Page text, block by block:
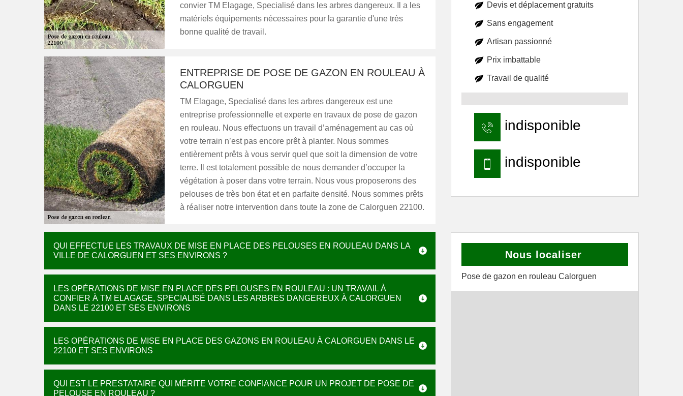
convier TM Elagage, Specialisé dans les arbres dangereux. Il a les
matériels équipements nécessaires pour la garantie d'une très
bonne qualité de travail.
ENTREPRISE DE POSE DE GAZON EN ROULEAU À
CALORGUEN
TM Elagage, Specialisé dans les arbres dangereux est une
entreprise professionnelle et experte en travaux de pose de gazon
en rouleau. Nous effectuons un travail d’aménagement au cas où
votre terrain n’est pas encore prêt à planter. Nous sommes
entièrement prêts à vous servir quel que soit la dimension de votre
terre. Il est totalement possible de nous demander d’occuper la
végétation à poser dans votre terrain. Nous vous proposerons des
pelouses de très bon état et en parfaite densité. Nous sommes prêts
à réaliser notre intervention dans toute la zone de Calorguen 22100.
QUI EFFECTUE LES TRAVAUX DE MISE EN PLACE DES PELOUSES EN ROULEAU DANS LA
VILLE DE CALORGUEN ET SES ENVIRONS ?
LES OPÉRATIONS DE MISE EN PLACE DES PELOUSES EN ROULEAU : UN TRAVAIL À
CONFIER À TM ELAGAGE, SPECIALISÉ DANS LES ARBRES DANGEREUX À CALORGUEN
DANS LE 22100 ET SES ENVIRONS
LES OPÉRATIONS DE MISE EN PLACE DES GAZONS EN ROULEAU À CALORGUEN DANS LE
22100 ET SES ENVIRONS
QUI EST LE PRESTATAIRE QUI MÉRITE VOTRE CONFIANCE POUR UN PROJET DE POSE DE
PELOUSE EN ROULEAU ?
Devis et déplacement gratuits
Sans engagement
Artisan passionné
Prix imbattable
Travail de qualité
indisponible
indisponible
Nous localiser
Pose de gazon en rouleau Calorguen